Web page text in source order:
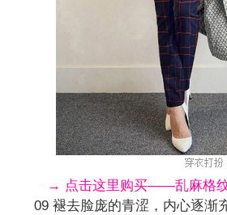
→ 点击这里购买——乱麻格
09 褪去脸庞的青涩，内心逐渐